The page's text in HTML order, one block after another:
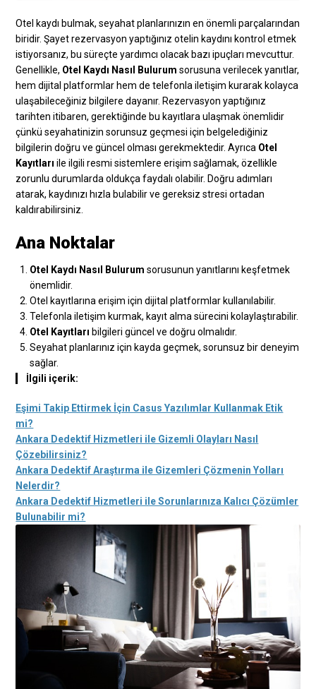
Otel kaydı bulmak, seyahat planlarınızın en önemli parçalarından
biridir. Şayet rezervasyon yaptığınız otelin kaydını kontrol etmek
istiyorsanız, bu süreçte yardımcı olacak bazı ipuçları mevcuttur.
Genellikle, Otel Kaydı Nasıl Bulurum sorusuna verilecek yanıtlar,
hem dijital platformlar hem de telefonla iletişim kurarak kolayca
ulaşabileceğiniz bilgilere dayanır. Rezervasyon yaptığınız
tarihten itibaren, gerektiğinde bu kayıtlara ulaşmak önemlidir
çünkü seyahatinizin sorunsuz geçmesi için belgelediğiniz
bilgilerin doğru ve güncel olması gerekmektedir. Ayrıca Otel
Kayıtları ile ilgili resmi sistemlere erişim sağlamak, özellikle
zorunlu durumlarda oldukça faydalı olabilir. Doğru adımları
atarak, kaydınızı hızla bulabilir ve gereksiz stresi ortadan
kaldırabilirsiniz.
Ana Noktalar
Otel Kaydı Nasıl Bulurum sorusunun yanıtlarını keşfetmek
önemlidir.
Otel kayıtlarına erişim için dijital platformlar kullanılabilir.
Telefonla iletişim kurmak, kayıt alma sürecini kolaylaştırabilir.
Otel Kayıtları bilgileri güncel ve doğru olmalıdır.
Seyahat planlarınız için kayda geçmek, sorunsuz bir deneyim
sağlar.
İlgili içerik:
Eşimi Takip Ettirmek İçin Casus Yazılımlar Kullanmak Etik
mi?
Ankara Dedektif Hizmetleri ile Gizemli Olayları Nasıl
Çözebilirsiniz?
Ankara Dedektif Araştırma ile Gizemleri Çözmenin Yolları
Nelerdir?
Ankara Dedektif Hizmetleri ile Sorunlarınıza Kalıcı Çözümler
Bulunabilir mi?